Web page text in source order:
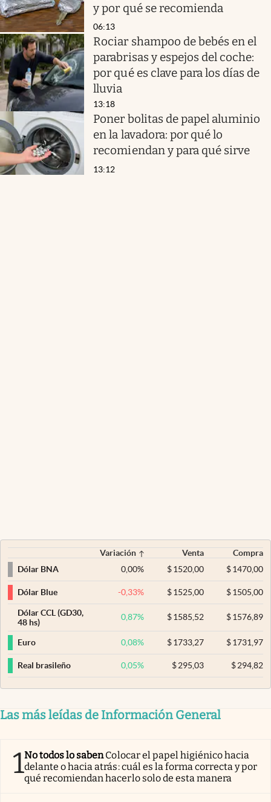
y por qué se recomienda
06:13
Rociar shampoo de bebés en el
parabrisas y espejos del coche:
por qué es clave para los días de
lluvia
13:18
Poner bolitas de papel aluminio
en la lavadora: por qué lo
recomiendan y para qué sirve
13:12
Variación Venta
Compra
Dólar BNA
0,00% $ 1520,00 $1470,00
Dólar Blue -0,33% $ 1525,00 $1505,00
Dólar CCL (GD30,
48 hs)
0,87% $ 1585,52 $1576,89
Euro 0,08% $ 1733,27 $1731,97
Real brasileño 0,05% $ 295,03 $294,82
Las más leídas de Información General
1No todos lo sabenColocar el papel higiénico hacia
delante o hacia atrás: cuál es la forma correcta y por
qué recomiendan hacerlo solo de esta manera